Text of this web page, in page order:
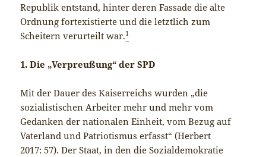
Republik entstand, hinter deren Fassade die alte
Ordnung fortexistierte und die letztlich zum
Scheitern verurteilt war.1
1. Die „Verpreußung“ der SPD
Mit der Dauer des Kaiserreichs wurden „die
sozialistischen Arbeiter mehr und mehr vom
Gedanken der nationalen Einheit, vom Bezug auf
Vaterland und Patriotismus erfasst“ (Herbert
2017: 57). Der Staat, in den die Sozialdemokratie